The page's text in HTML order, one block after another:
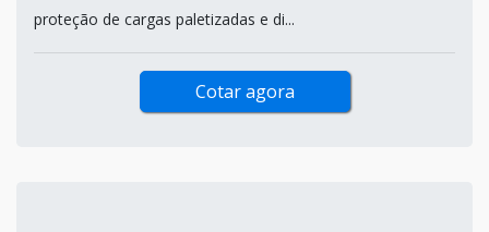
proteção de cargas paletizadas e di...
Cotar agora